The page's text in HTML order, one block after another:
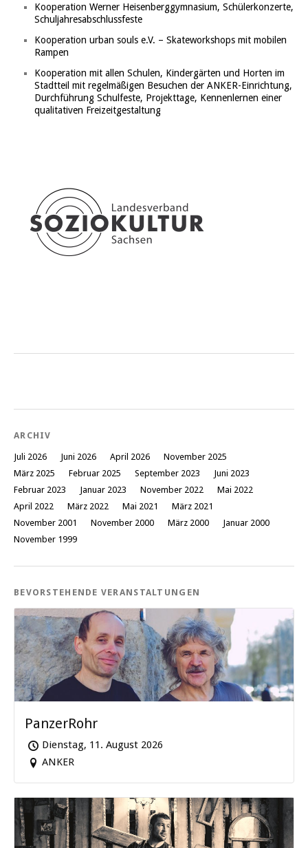
Kooperation Werner Heisenberggymnasium, Schülerkonzerte,
Schuljahresabschlussfeste
Kooperation urban souls e.V. – Skateworkshops mit mobilen
Rampen
Kooperation mit allen Schulen, Kindergärten und Horten im
Stadtteil mit regelmäßigen Besuchen der ANKER-Einrichtung,
Durchführung Schulfeste, Projekttage, Kennenlernen einer
qualitativen Freizeitgestaltung
ARCHIV
Juli 2026 Juni 2026 April 2026
November 2025
März 2025
Februar 2025 September 2023
Juni 2023
Februar 2023
Januar 2023 November 2022
Mai 2022
April 2022
März 2022 Mai 2021
März 2021
November 2001
November 2000 März 2000
Januar 2000
November 1999
BEVORSTEHENDE VERANSTALTUNGEN
PanzerRohr
Dienstag, 11. August 2026
ANKER